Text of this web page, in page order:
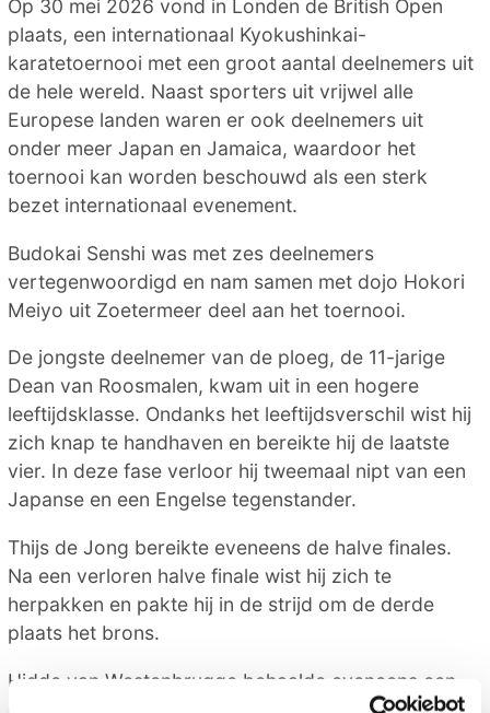
Op 30 mei 2026 vond in Londen de British Open
plaats, een internationaal Kyokushinkai-
karatetoernooi met een groot aantal deelnemers uit
de hele wereld. Naast sporters uit vrijwel alle
Europese landen waren er ook deelnemers uit
onder meer Japan en Jamaica, waardoor het
toernooi kan worden beschouwd als een sterk
bezet internationaal evenement.
Budokai Senshi was met zes deelnemers
vertegenwoordigd en nam samen met dojo Hokori
Meiyo uit Zoetermeer deel aan het toernooi.
De jongste deelnemer van de ploeg, de 11-jarige
Dean van Roosmalen, kwam uit in een hogere
leeftijdsklasse. Ondanks het leeftijdsverschil wist hij
zich knap te handhaven en bereikte hij de laatste
vier. In deze fase verloor hij tweemaal nipt van een
Japanse en een Engelse tegenstander.
Thijs de Jong bereikte eveneens de halve finales.
Na een verloren halve finale wist hij zich te
herpakken en pakte hij in de strijd om de derde
plaats het brons.
Hidde van Westenbrugge behaalde eveneens een